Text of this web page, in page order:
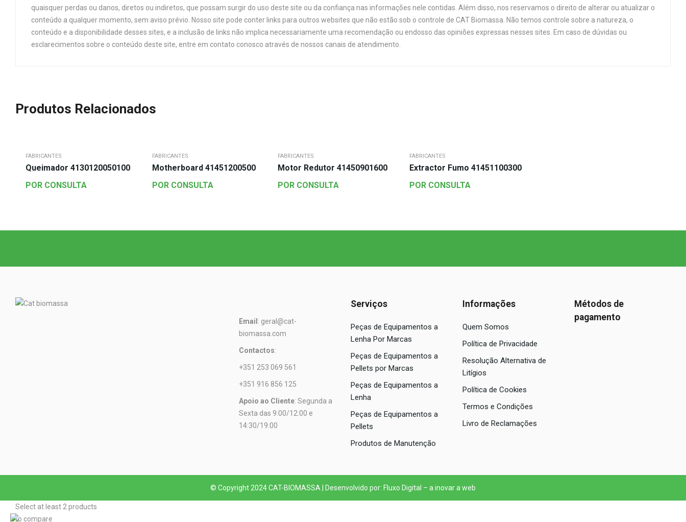
quaisquer perdas ou danos, diretos ou indiretos, que possam surgir do uso deste site ou da confiança nas informações nele contidas. Além disso, nos reservamos o direito de alterar ou atualizar o
conteúdo a qualquer momento, sem aviso prévio. Nosso site pode conter links para outros websites que não estão sob o controle de CAT Biomassa. Não temos controle sobre a natureza, o
conteúdo e a disponibilidade desses sites, e a inclusão de links não implica necessariamente uma recomendação ou endosso das opiniões expressas nesses sites. Em caso de dúvidas ou
esclarecimentos sobre o conteúdo deste site, entre em contato conosco através de nossos canais de atendimento.
Produtos Relacionados
FABRICANTES
Queimador 4130120050100
POR CONSULTA
FABRICANTES
Motherboard 41451200500
POR CONSULTA
FABRICANTES
Motor Redutor 41450901600
POR CONSULTA
FABRICANTES
Extractor Fumo 41451100300
POR CONSULTA
Email : geral@cat-
biomassa.com
Contactos:
+351 253 069 561
+351 916 856 125
Apoio ao Cliente: Segunda a
Sexta das 9:00/12:00 e
14:30/19:00
Serviços
Peças de Equipamentos a
Lenha Por Marcas
Peças de Equipamentos a
Pellets por Marcas
Peças de Equipamentos a
Lenha
Peças de Equipamentos a
Pellets
Produtos de Manutenção
Informações
Quem Somos
Política de Privacidade
Resolução Alternativa de
Litígios
Política de Cookies
Termos e Condições
Livro de Reclamações
Métodos de
pagamento
© Copyright 2024 CAT-BIOMASSA | Desenvolvido por: Fluxo Digital – a inovar a web
Select at least 2 products
to compare